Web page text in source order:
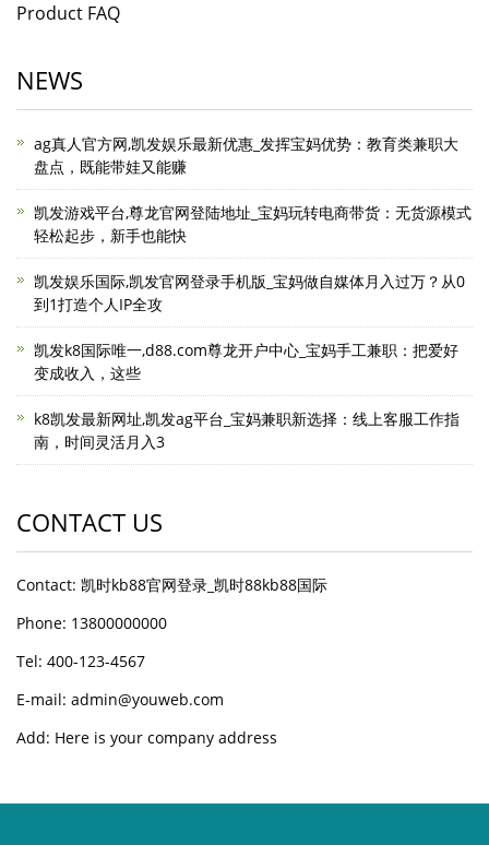
Product FAQ
NEWS
ag真人官方网,凯发娱乐最新优惠_发挥宝妈优势：教育类兼职大
盘点，既能带娃又能赚
凯发游戏平台,尊龙官网登陆地址_宝妈玩转电商带货：无货源模式
轻松起步，新手也能快
凯发娱乐国际,凯发官网登录手机版_宝妈做自媒体月入过万？从0
到1打造个人IP全攻
凯发k8国际唯一,d88.com尊龙开户中心_宝妈手工兼职：把爱好
变成收入，这些
k8凯发最新网址,凯发ag平台_宝妈兼职新选择：线上客服工作指
南，时间灵活月入3
CONTACT US
Contact: 凯时kb88官网登录_凯时88kb88国际
Phone: 13800000000
Tel: 400-123-4567
E-mail: admin@youweb.com
Add: Here is your company address